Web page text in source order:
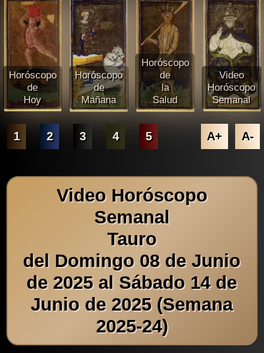
Horóscopo
de
Hoy
Horóscopo
de
Mañana
Horóscopo
de
la
Salud
Video
Horóscopo
Semanal
1 2 3 4 5 A+ A-
Video Horóscopo
Semanal
Tauro
del Domingo 08 de Junio
de 2025 al Sábado 14 de
Junio de 2025 (Semana
2025-24)